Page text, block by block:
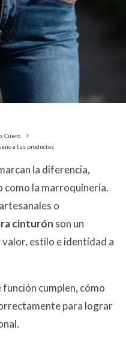
Cuero
a tus productos
la diferencia,
como la marroquinería.
o
cinturón son un
estilo e identidad a
cumplen, cómo
para lograr